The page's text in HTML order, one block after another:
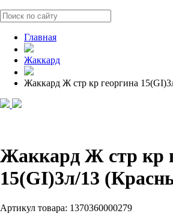
Главная
Жаккард
Жаккард Ж стр кр георгина
Жаккард Ж стр кр
15(GI)3л/13
Артикул товара: 1370360000279